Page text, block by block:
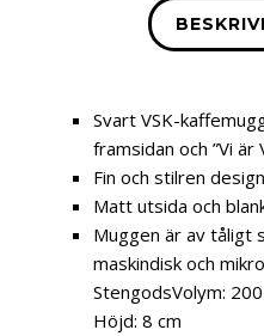
Svart VSK-
framsidan och ”Vi är
Fin och stilren
Matt utsida och
Muggen är av tåligt
maskindisk och
StengodsVolym:
Höjd: 8 cm